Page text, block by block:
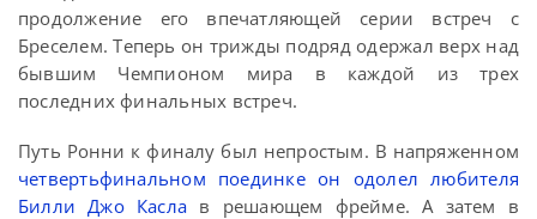
продолжение его впечатляющей серии встреч с
Бреселем. Теперь он трижды подряд одержал верх над
бывшим Чемпионом мира в каждой из трех
последних финальных встреч.
Путь Ронни к финалу был непростым. В напряженном
четвертьфинальном поединке он одолел любителя
Билли Джо Касла в решающем фрейме. А затем в